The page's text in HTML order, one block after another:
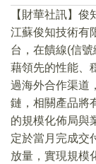
【財華社訊】俊
江蘇俊知技術有
台，在饋線(信
藉領先的性能、
過海外合作渠道
鏈，相關產品將
的規模化佈局與
定於當月完成交
放量，實現規模